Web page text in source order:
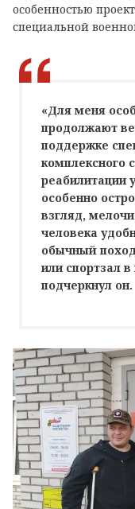
особенностью
специальной
«Для меня
продолжают
поддержке
комплексного
реабилитации
особенно
взгляд,
человека
обычный
или спортзал
подчеркнул он.